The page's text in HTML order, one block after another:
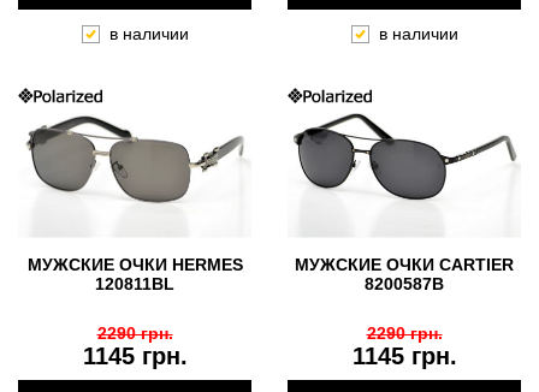
в наличии в наличии
МУЖСКИЕ ОЧКИ HERMES
120811BL
1145 грн.
2290 грн.
МУЖСКИЕ ОЧКИ CARTIER
8200587B
1145 грн.
2290 грн.